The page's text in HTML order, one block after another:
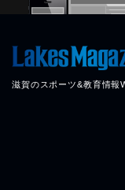
滋賀のスポーツ&教育情報